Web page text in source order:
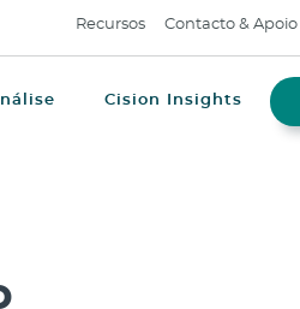
Recursos Contacto & Apoio
Cision Insights